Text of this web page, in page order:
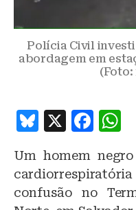
Polícia Civil
abordagem em
B
e
s
X
F
c
e s
Um homem
cardiorrespiratória
confusão no